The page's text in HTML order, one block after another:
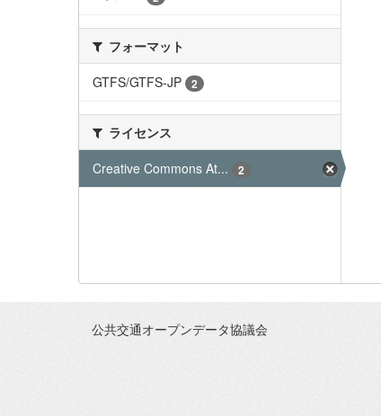
フォーマット
GTFS/GTFS-JP
2
ライセンス
Creative Commons At...
2
公共交通オープンデータ協議会